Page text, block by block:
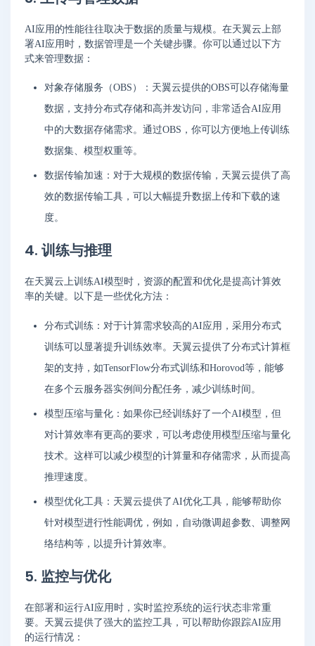
AI应用的性能往往取决于数据的质量与规模。在天翼云上部
署AI应用时，数据管理是一个关键步骤。你可以通过以下方
式来管理数据：
对象存储服务（OBS）：天翼云提供的OBS可以存储海量
数据，支持分布式存储和高并发访问，非常适合AI应用
中的大数据存储需求。通过OBS，你可以方便地上传训练
数据集、模型权重等。
数据传输加速：对于大规模的数据传输，天翼云提供了高
效的数据传输工具，可以大幅提升数据上传和下载的速
度。
4. 训练与推理
在天翼云上训练AI模型时，资源的配置和优化是提高计算效
率的关键。以下是一些优化方法：
分布式训练：对于计算需求较高的AI应用，采用分布式
训练可以显著提升训练效率。天翼云提供了分布式计算框
架的支持，如TensorFlow分布式训练和Horovod等，能够
在多个云服务器实例间分配任务，减少训练时间。
模型压缩与量化：如果你已经训练好了一个AI模型，但
对计算效率有更高的要求，可以考虑使用模型压缩与量化
技术。这样可以减少模型的计算量和存储需求，从而提高
推理速度。
模型优化工具：天翼云提供了AI优化工具，能够帮助你
针对模型进行性能调优，例如，自动微调超参数、调整网
络结构等，以提升计算效率。
5. 监控与优化
在部署和运行AI应用时，实时监控系统的运行状态非常重
要。天翼云提供了强大的监控工具，可以帮助你跟踪AI应用
的运行情况：